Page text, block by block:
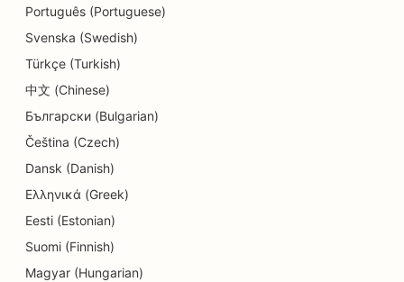
Detay Mağazaları için SEO
Donut Dükkanları için SEO
Eğitim ve Çocuk Bakım Hizmetleri için SEO
Kuru Temizlemeciler için SEO
Elektronik Mağazaları için SEO
Endodontistler için SEO
Português (Portuguese)
Svenska (Swedish)
Türkçe (Turkish)
中文 (Chinese)
Български (Bulgarian)
Čeština (Czech)
Dansk (Danish)
Ελληνικά (Greek)
Eesti (Estonian)
Suomi (Finnish)
Magyar (Hungarian)